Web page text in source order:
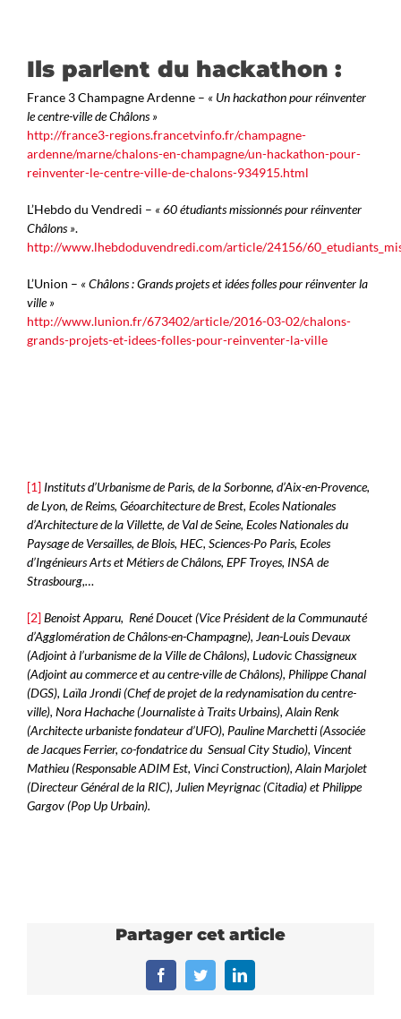
Ils parlent du hackathon :
France 3 Champagne Ardenne – « Un hackathon pour réinventer
le centre-ville de Châlons »
http://france3-regions.francetvinfo.fr/champagne-
ardenne/marne/chalons-en-champagne/un-hackathon-pour-
reinventer-le-centre-ville-de-chalons-934915.html
L’Hebdo du Vendredi – « 60 étudiants missionnés pour réinventer
Châlons ».
http://www.lhebdoduvendredi.com/article/24156/
L’Union – « Châlons : Grands projets et idées folles pour réinventer la
ville »
http://www.lunion.fr/673402/article/2016-03-02/chalons-
grands-projets-et-idees-folles-pour-reinventer-la-ville
[1] Instituts d’Urbanisme de Paris, de la Sorbonne, d’Aix-en-Provence,
de Lyon, de Reims, Géoarchitecture de Brest, Ecoles Nationales
d’Architecture de la Villette, de Val de Seine, Ecoles Nationales du
Paysage de Versailles, de Blois, HEC, Sciences-Po Paris, Ecoles
d’Ingénieurs Arts et Métiers de Châlons, EPF Troyes, INSA de
Strasbourg,…
[2]Benoist Apparu, René Doucet (Vice Président de la Communauté
d’Agglomération de Châlons-en-Champagne), Jean-Louis Devaux
(Adjoint à l’urbanisme de la Ville de Châlons), Ludovic Chassigneux
(Adjoint au commerce et au centre-ville de Châlons), Philippe Chanal
(DGS), Laïla Jrondi (Chef de projet de la redynamisation du centre-
ville), Nora Hachache (Journaliste à Traits Urbains), Alain Renk
(Architecte urbaniste fondateur d’UFO), Pauline Marchetti (Associée
de Jacques Ferrier, co-fondatrice du Sensual City Studio), Vincent
Mathieu (Responsable ADIM Est, Vinci Construction), Alain Marjolet
(Directeur Général de la RIC), Julien Meyrignac (Citadia) et Philippe
Gargov (Pop Up Urbain).
Partager cet article
FacebookTwitterLinkedIn